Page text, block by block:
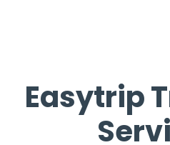
Easytrip